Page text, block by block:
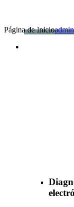
Página de Inicio